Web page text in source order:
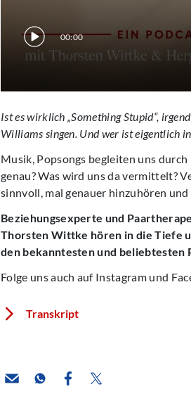
00:00
Ist es wirklich „Something Stupid“,
Williams singen. Und wer ist eigentlich
Musik, Popsongs begleiten uns
genau? Was wird uns da vermittelt?
sinnvoll, mal genauer hinzuhören
Beziehungsexperte und
Thorsten Wittke hören in die Tiefe
den bekanntesten und beliebtesten
Folge uns auch auf Instagram und
Transkript